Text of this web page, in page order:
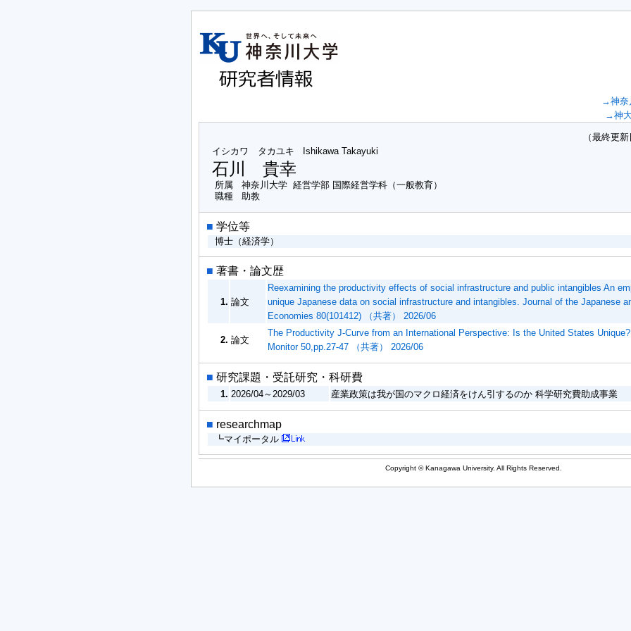
→神奈
→神
（最終更新
イシカワ タカユキ
Ishikawa Takayuki
石川 貴幸
所属
神奈川大学 経営学部 国際経営学科（一般教育）
職種
助教
■ 学位等
博士（経済学）
■ 著書・論文歴
1. 論文
Reexamining the productivity effects of social infrastructure and public intangibles An
unique Japanese data on social infrastructure and intangibles. Journal of the Japanese
Economies 80(101412) （共著） 2026/06
2. 論文
The Productivity J-Curve from an International Perspective: Is the United States
Monitor 50,pp.27-47 （共著） 2026/06
■ 研究課題・受託研究・科研費
1. 2026/04～2029/03 産業政策は我が国のマクロ経済をけん引するのか 科学研究費助成事業
■ researchmap
┗マイポータル
Copyright © Kanagawa University. All Rights Reserved.